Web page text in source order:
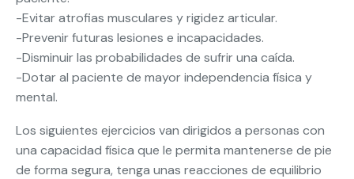
-Evitar atrofias musculares y rigidez articular.
-Prevenir futuras lesiones e incapacidades.
-Disminuir las probabilidades de sufrir una caída.
-Dotar al paciente de mayor independencia física y
mental.
Los siguientes ejercicios van dirigidos a personas con
una capacidad física que le permita mantenerse de pie
de forma segura, tenga unas reacciones de equilibrio